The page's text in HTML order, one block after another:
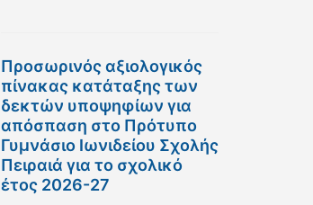
Προσωρινός αξιολογικός
πίνακας κατάταξης των
δεκτών υποψηφίων για
απόσπαση στο Πρότυπο
Γυμνάσιο Ιωνιδείου Σχολής
Πειραιά για το σχολικό
έτος 2026-27